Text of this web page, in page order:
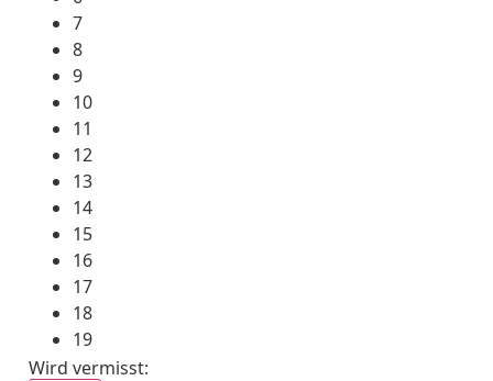
7
8
9
10
11
12
13
14
15
16
17
18
19
Wird vermisst: